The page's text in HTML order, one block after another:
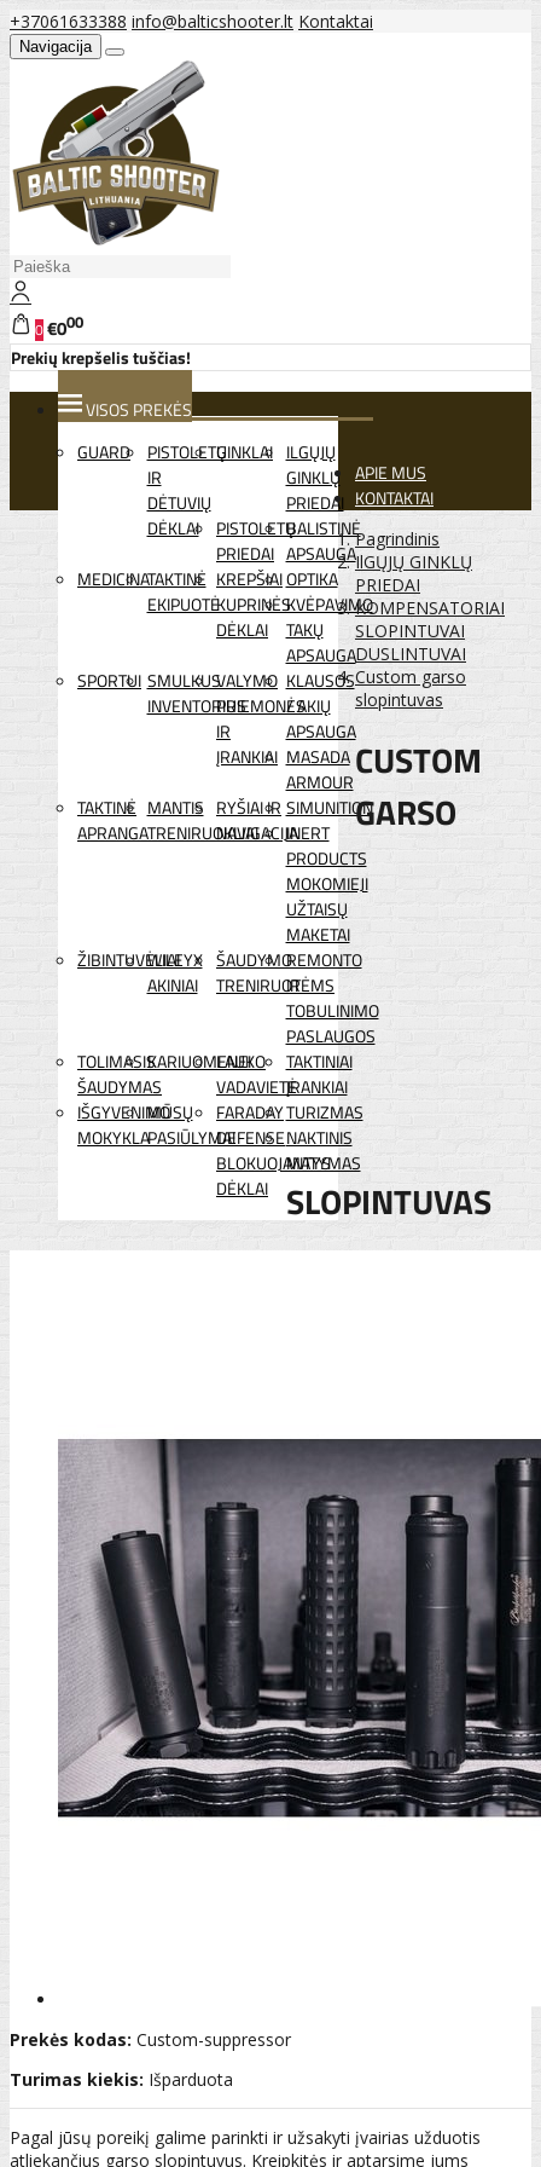
+37061633388 info@balticshooter.lt Kontaktai
Navigacija
0€000
Prekių krepšelis tuščias!
VISOS PREKĖS
GUARD
PISTOLETŲ
IR
DĖTUVIŲ
DĖKLAI
GINKLAI ILGŲJŲ
GINKLŲ
PRIEDAI
PISTOLETŲ
PRIEDAI
BALISTINĖ
APSAUGA
MEDICINATAKTINĖ
EKIPUOTĖ
KREPŠIAI
KUPRINĖS
DĖKLAI
OPTIKA
KVĖPAVIMO
TAKŲ
APSAUGA
SPORTUI SMULKUS
INVENTORIUS
VALYMO
PRIEMONĖS
IR
ĮRANKIAI
KLAUSOS
/ AKIŲ
APSAUGA
MASADA
ARMOUR
TAKTINĖ
APRANGA
MANTIS
TRENIRUOKLIAI
RYŠIAI IR
NAVIGACIJA
SIMUNITION
INERT
PRODUCTS
MOKOMIEJI
UŽTAISŲ
MAKETAI
ŽIBINTUVĖLIAI
WILEYX
AKINIAI
ŠAUDYMO
TRENIRUOTĖMS
REMONTO
IR
TOBULINIMO
PASLAUGOS
TOLIMASIS
ŠAUDYMAS
KARIUOMENEI
LAUKO
VADAVIETĖ
TAKTINIAI
ĮRANKIAI
IŠGYVENIMO
MOKYKLA
MŪSŲ
PASIŪLYMAI
FARADAY
DEFENSE
BLOKUOJANTYS
DĖKLAI
TURIZMAS
NAKTINIS
MATYMAS
APIE MUS
KONTAKTAI
Pagrindinis
IlGŲJŲ GINKLŲ
PRIEDAI
KOMPENSATORIAI
SLOPINTUVAI
DUSLINTUVAI
Custom garso
slopintuvas
CUSTOM
GARSO
SLOPINTUVAS
Prekės kodas: Custom-suppressor
Turimas kiekis: Išparduota
Pagal jūsų poreikį galime parinkti ir užsakyti įvairias užduotis
atliekančius garso slopintuvus. Kreipkitės ir aptarsime jums